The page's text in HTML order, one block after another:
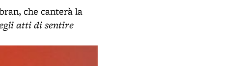
che canterà la
atti di sentire